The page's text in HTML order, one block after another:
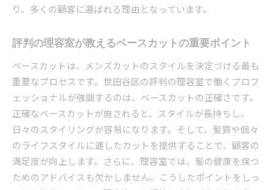
り、多くの顧客に選ばれる理由となっています。
評判の理容室が教えるベースカットの重要ポイント
ベースカットは、メンズカットのスタイルを決定づける最も
重要なプロセスです。世田谷区の評判の理容室で働くプロフ
ェッショナルが強調するのは、ベースカットの正確さです。
正確なベースカットが施されると、スタイルが長持ちし、
日々のスタイリングが容易になります。そして、髪質や個々
のライフスタイルに適したカットを提供することで、顧客の
満足度が向上します。さらに、理容室では、髪の健康を保つ
ためのアドバイスも欠かしません。こうしたポイントをしっ